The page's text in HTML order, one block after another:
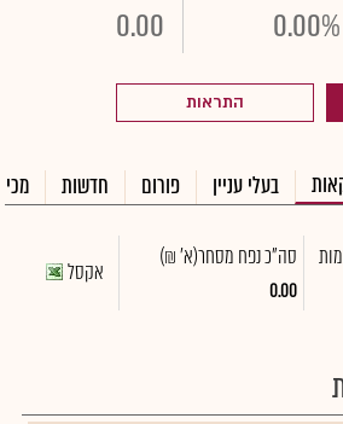
0.00%
0.00
התראות
בעלי עניין פורום חדשות
סה"כ נפח מסחר(א' ₪)
0.00
אקסל